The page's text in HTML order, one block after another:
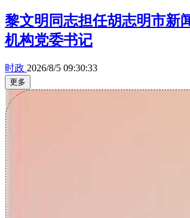
黎文明同志担任胡志明市新
机构党委书记
时政 2026/8/5 09:30:33
更多